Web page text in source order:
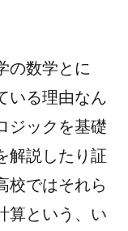
の数学とに
いる理由なん
ジックを基礎
解説したり証
校ではそれら
算という、い